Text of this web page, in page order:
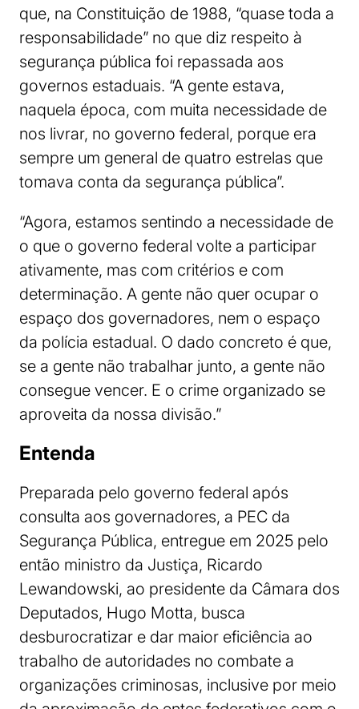
que, na Constituição de 1988, “quase toda a
responsabilidade” no que diz respeito à
segurança pública foi repassada aos
governos estaduais. “A gente estava,
naquela época, com muita necessidade de
nos livrar, no governo federal, porque era
sempre um general de quatro estrelas que
tomava conta da segurança pública”.
“Agora, estamos sentindo a necessidade de
o que o governo federal volte a participar
ativamente, mas com critérios e com
determinação. A gente não quer ocupar o
espaço dos governadores, nem o espaço
da polícia estadual. O dado concreto é que,
se a gente não trabalhar junto, a gente não
consegue vencer. E o crime organizado se
aproveita da nossa divisão.”
Entenda
Preparada pelo governo federal após
consulta aos governadores, a PEC da
Segurança Pública, entregue em 2025 pelo
então ministro da Justiça, Ricardo
Lewandowski, ao presidente da Câmara dos
Deputados, Hugo Motta, busca
desburocratizar e dar maior eficiência ao
trabalho de autoridades no combate a
organizações criminosas, inclusive por meio